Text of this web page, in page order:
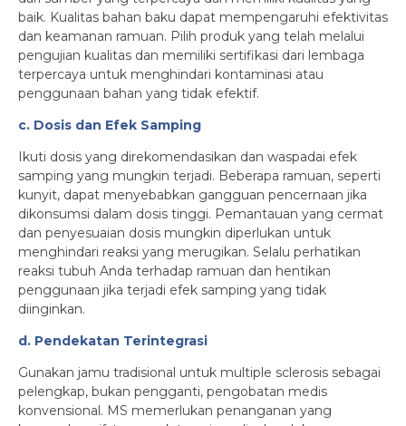
baik. Kualitas bahan baku dapat mempengaruhi efektivitas
dan keamanan ramuan. Pilih produk yang telah melalui
pengujian kualitas dan memiliki sertifikasi dari lembaga
terpercaya untuk menghindari kontaminasi atau
penggunaan bahan yang tidak efektif.
c. Dosis dan Efek Samping
Ikuti dosis yang direkomendasikan dan waspadai efek
samping yang mungkin terjadi. Beberapa ramuan, seperti
kunyit, dapat menyebabkan gangguan pencernaan jika
dikonsumsi dalam dosis tinggi. Pemantauan yang cermat
dan penyesuaian dosis mungkin diperlukan untuk
menghindari reaksi yang merugikan. Selalu perhatikan
reaksi tubuh Anda terhadap ramuan dan hentikan
penggunaan jika terjadi efek samping yang tidak
diinginkan.
d. Pendekatan Terintegrasi
Gunakan jamu tradisional untuk multiple sclerosis sebagai
pelengkap, bukan pengganti, pengobatan medis
konvensional. MS memerlukan penanganan yang